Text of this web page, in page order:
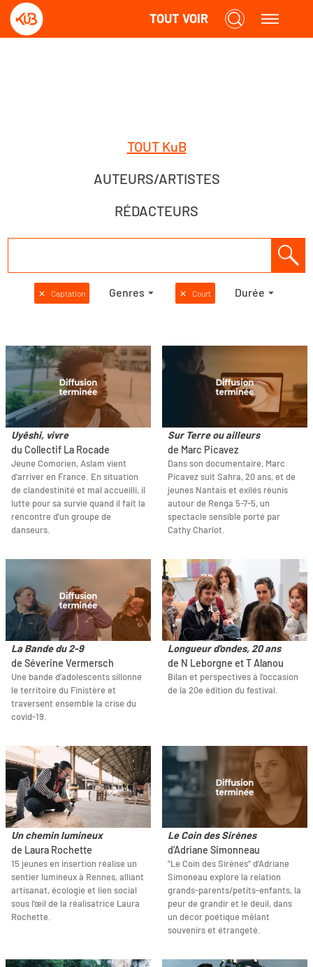
TOUT VOIR
TOUT KuB
AUTEURS/ARTISTES
RÉDACTEURS
✕ Captation Genres ✕ Court Durée
Uyêshi, vivre
du Collectif La Rocade
Jeune Comorien, Aslam vient
d'arriver en France. En situation
de clandestinité et mal accueilli, il
lutte pour sa survie quand il fait la
rencontre d'un groupe de
danseurs.
Sur Terre ou ailleurs
de Marc Picavez
Dans son documentaire, Marc
Picavez suit Sahra, 20 ans, et de
jeunes Nantais et exilés réunis
autour de Renga 5-7-5, un
spectacle sensible porté par
Cathy Charlot.
La Bande du 2-9
de Séverine Vermersch
Une bande d’adolescents sillonne
le territoire du Finistère et
traversent ensemble la crise du
covid-19.
Longueur d'ondes, 20 ans
de N Leborgne et T Alanou
Bilan et perspectives à l’occasion
de la 20e édition du festival.
Un chemin lumineux
de Laura Rochette
15 jeunes en insertion réalise un
sentier lumineux à Rennes, alliant
artisanat, écologie et lien social
sous l'œil de la réalisatrice Laura
Rochette.
Le Coin des Sirènes
d'Adriane Simonneau
"Le Coin des Sirènes" d'Adriane
Simoneau explore la relation
grands-parents/petits-enfants, la
peur de grandir et le deuil, dans
un décor poétique mêlant
souvenirs et étrangeté.